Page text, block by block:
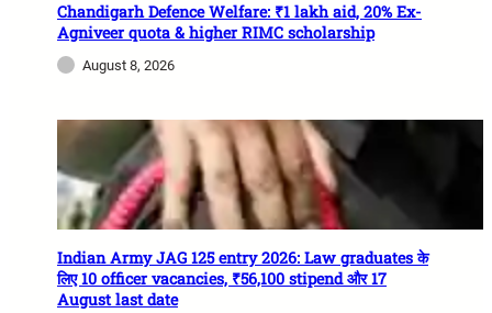
Chandigarh Defence Welfare: ₹1 lakh aid, 20% Ex-
Agniveer quota & higher RIMC scholarship
August 8, 2026
Indian Army JAG 125 entry 2026: Law graduates के
लिए 10 officer vacancies, ₹56,100 stipend और 17
August last date